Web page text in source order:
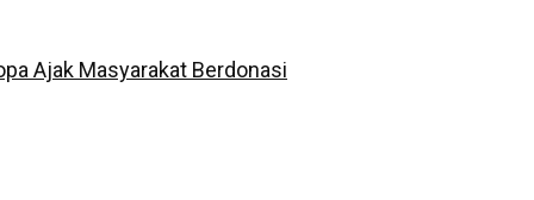
Ajak Masyarakat Berdonasi